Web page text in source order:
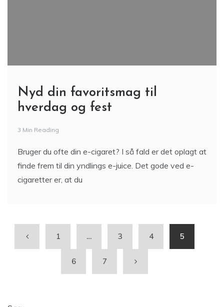
Nyd din favoritsmag til
hverdag og fest
3 Min Reading
Bruger du ofte din e-cigaret? I så fald er det oplagt at
finde frem til din yndlings e-juice. Det gode ved e-
cigaretter er, at du
1 … 3 4 5
6 7